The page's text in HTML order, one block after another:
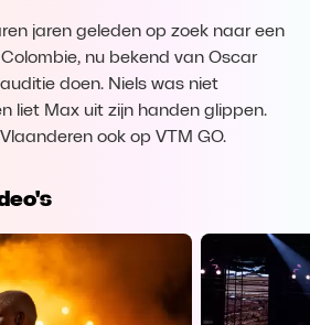
jaren geleden op zoek naar een
nu bekend van Oscar
doen. Niels was niet
liet Max uit zijn handen glippen.
ook op VTM GO.